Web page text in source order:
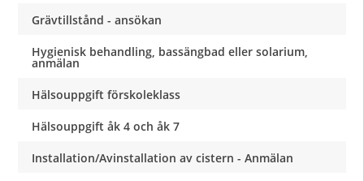
Grävtillstånd - ansökan
Hygienisk behandling, bassängbad eller solarium,
anmälan
Hälsouppgift förskoleklass
Hälsouppgift åk 4 och åk 7
Installation/Avinstallation av cistern - Anmälan